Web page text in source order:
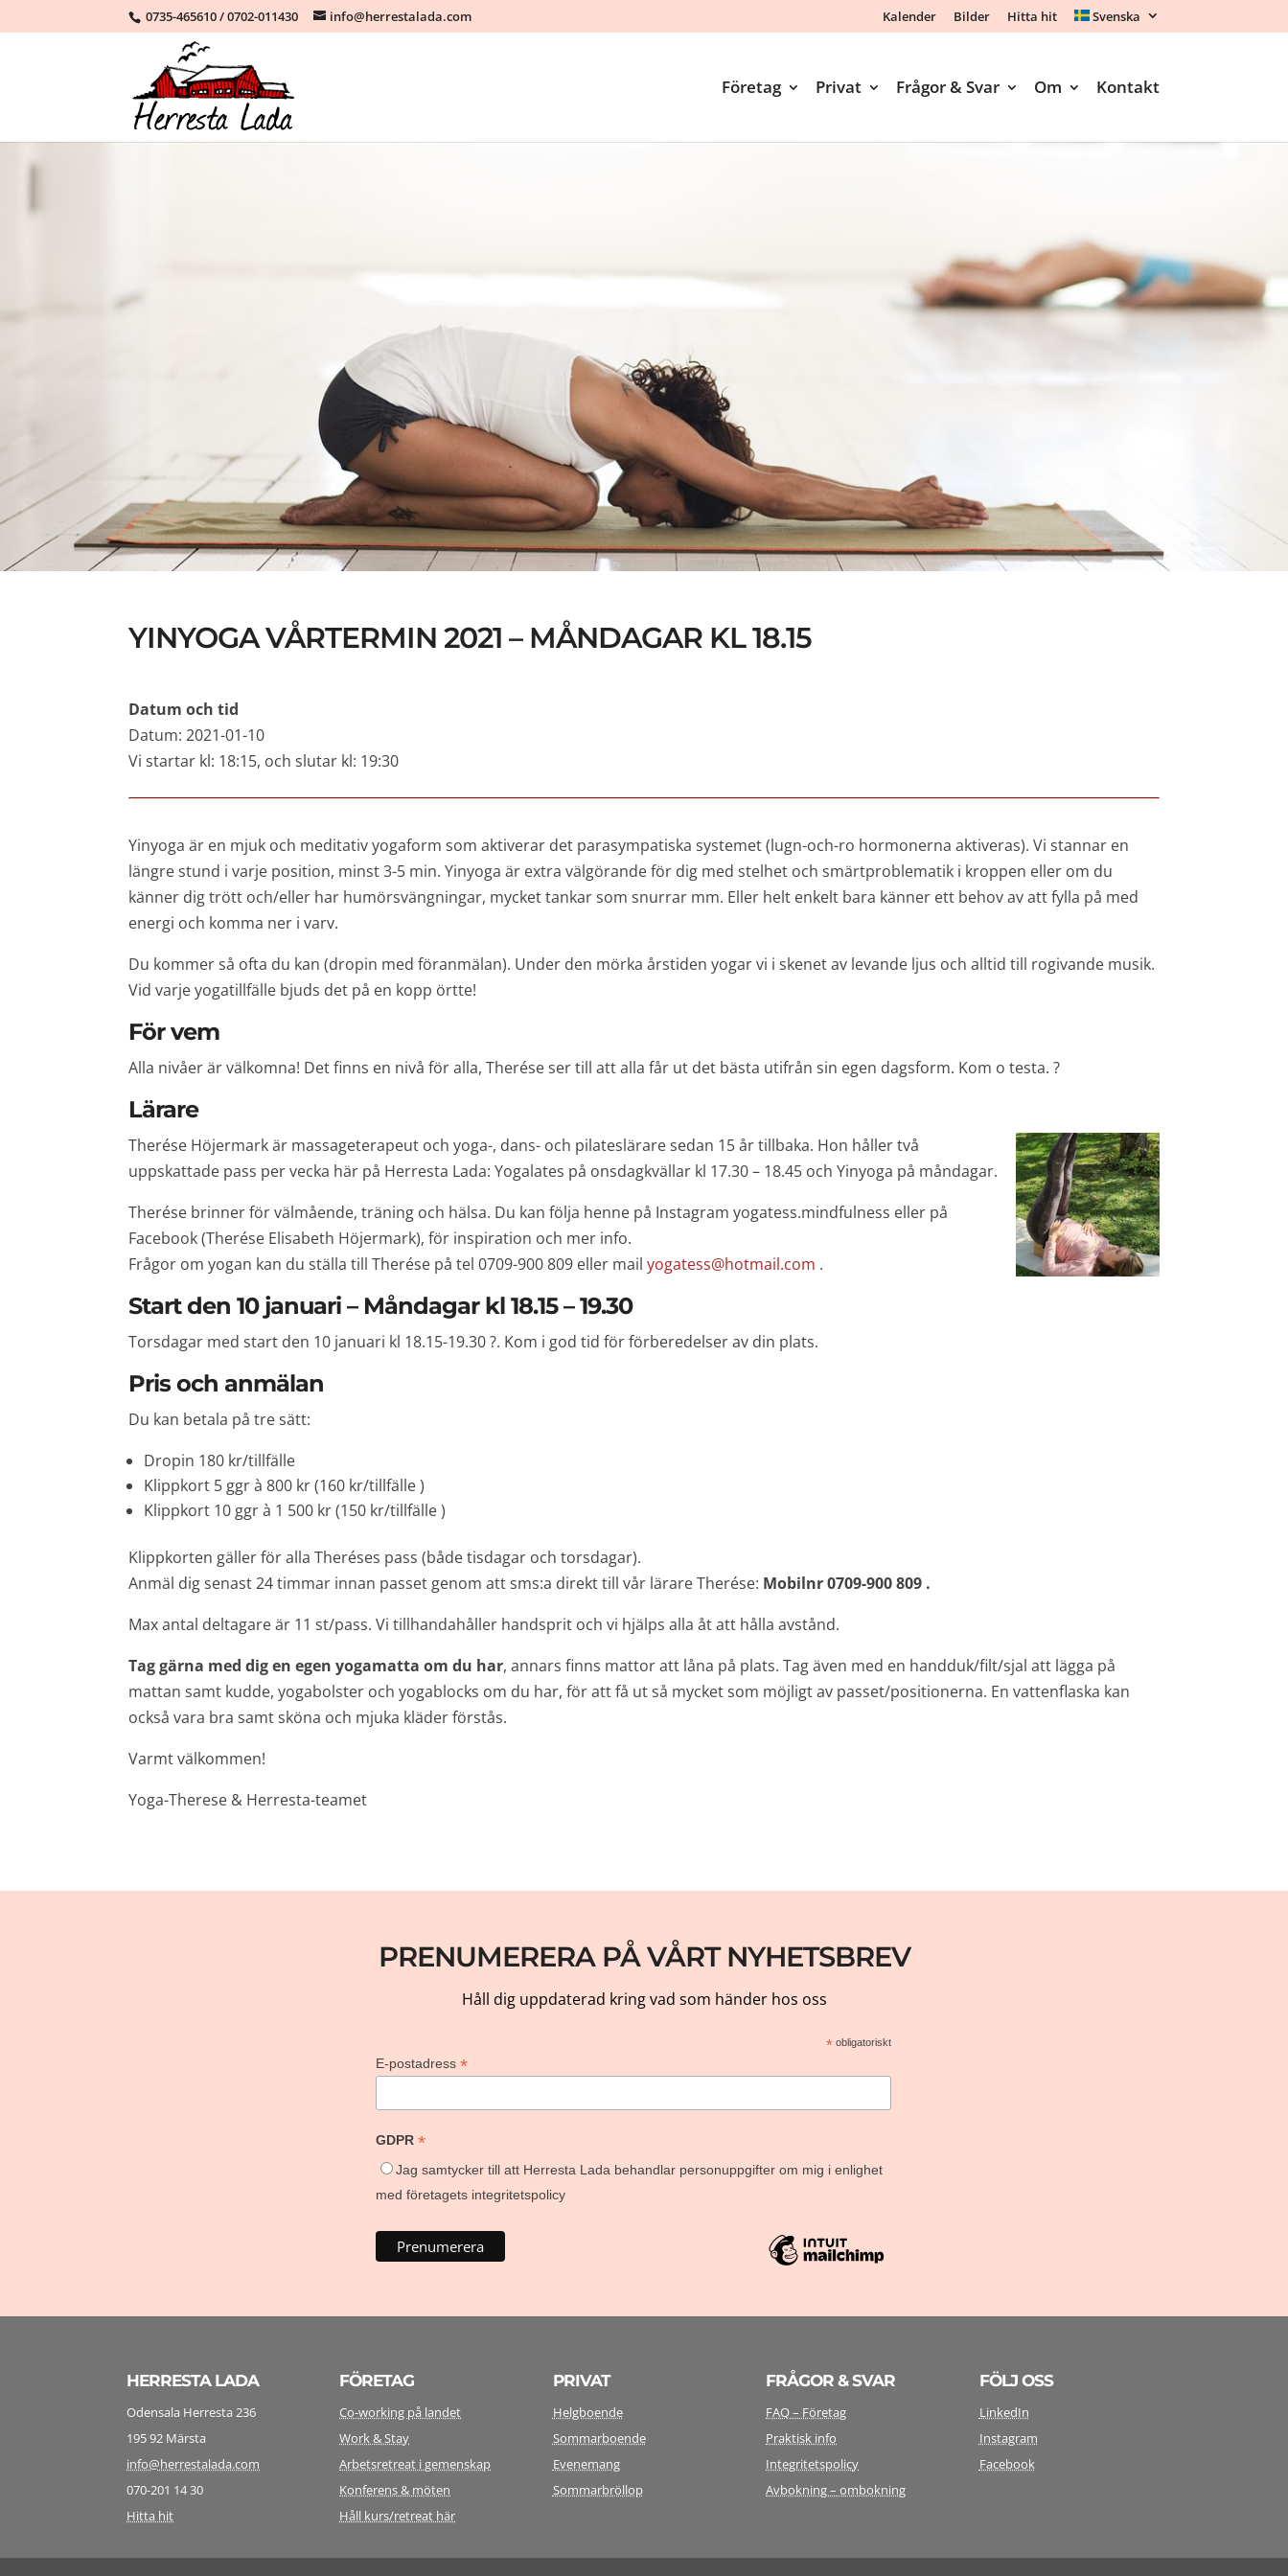
0735-465610/0702-011430 info@herrestalada.com Kalender Bilder Hitta hit Svenska
Företag Privat Frågor & Svar Om Kontakt
YINYOGA VÅRTERMIN 2021 – MÅNDAGAR KL 18.15
Datum och tid
Datum: 2021-01-10
Vi startar kl: 18:15, och slutar kl: 19:30
Yinyoga är en mjuk och meditativ yogaform som aktiverar det parasympatiska systemet (lugn-och-ro hormonerna aktiveras). Vi stannar en
längre stund i varje position, minst 3-5 min. Yinyoga är extra välgörande för dig med stelhet och smärtproblematik i kroppen eller om du
känner dig trött och/eller har humörsvängningar, mycket tankar som snurrar mm. Eller helt enkelt bara känner ett behov av att fylla på med
energi och komma ner i varv.
Du kommer så ofta du kan (dropin med föranmälan). Under den mörka årstiden yogar vi i skenet av levande ljus och alltid till rogivande musik.
Vid varje yogatillfälle bjuds det på en kopp örtte!
För vem
Alla nivåer är välkomna! Det finns en nivå för alla, Therése ser till att alla får ut det bästa utifrån sin egen dagsform. Kom o testa. ?
Lärare
Therése Höjermark är massageterapeut och yoga-, dans- och pilateslärare sedan 15 år tillbaka. Hon håller två
uppskattade pass per vecka här på Herresta Lada: Yogalates på onsdagkvällar kl 17.30 – 18.45 och Yinyoga på måndagar.
Therése brinner för välmående, träning och hälsa. Du kan följa henne på Instagram yogatess.mindfulness eller på
Facebook (Therése Elisabeth Höjermark), för inspiration och mer info.
Frågor om yogan kan du ställa till Therése på tel 0709-900 809 eller mailyogatess@hotmail.com .
Start den 10 januari – Måndagar kl 18.15 – 19.30
Torsdagar med start den 10 januari kl 18.15-19.30 ?. Kom i god tid för förberedelser av din plats.
Pris och anmälan
Du kan betala på tre sätt:
Dropin 180 kr/tillfälle
Klippkort 5 ggr à 800 kr (160 kr/tillfälle )
Klippkort 10 ggr à 1 500 kr (150 kr/tillfälle )
Klippkorten gäller för alla Theréses pass (både tisdagar och torsdagar).
Anmäl dig senast 24 timmar innan passet genom att sms:a direkt till vår lärare Therése: Mobilnr 0709-900 809 .
Max antal deltagare är 11 st/pass. Vi tillhandahåller handsprit och vi hjälps alla åt att hålla avstånd.
Tag gärna med dig en egen yogamatta om du har, annars finns mattor att låna på plats. Tag även med en handduk/filt/sjal att lägga på
mattan samt kudde, yogabolster och yogablocks om du har, för att få ut så mycket som möjligt av passet/positionerna. En vattenflaska kan
också vara bra samt sköna och mjuka kläder förstås.
Varmt välkommen!
Yoga-Therese & Herresta-teamet
PRENUMERERA PÅ VÅRT NYHETSBREV
Håll dig uppdaterad kring vad som händer hos oss
*obligatoriskt
E-postadress *
GDPR *
Jag samtycker till att Herresta Lada behandlar personuppgifter om mig i enlighet
med företagets integritetspolicy
HERRESTA LADA
Odensala Herresta 236
195 92 Märsta
info@herrestalada.com
070-201 14 30
Hitta hit
FÖRETAG
Co-working på landet
Work & Stay
Arbetsretreat i gemenskap
Konferens & möten
Håll kurs/retreat här
PRIVAT
Helgboende
Sommarboende
Evenemang
Sommarbröllop
FRÅGOR & SVAR
FAQ – Företag
Praktisk info
Integritetspolicy
Avbokning – ombokning
FÖLJ OSS
LinkedIn
Instagram
Facebook